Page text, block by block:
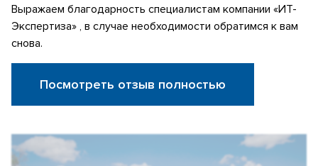
Выражаем благодарность специалистам компании «ИТ-
Экспертиза» , в случае необходимости обратимся к вам
снова.
Посмотреть отзыв полностью